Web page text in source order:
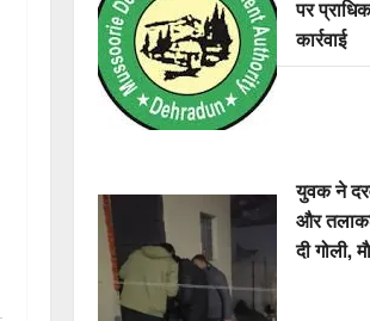
पर
कार्रवाई
युवक ने
और
दी गोली,